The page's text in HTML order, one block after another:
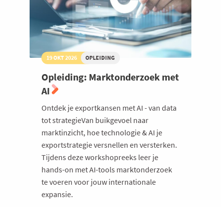
19 OKT 2026 OPLEIDING
Opleiding: Marktonderzoek met
AI
Ontdek je exportkansen met AI - van data
tot strategieVan buikgevoel naar
marktinzicht, hoe technologie & AI je
exportstrategie versnellen en versterken.
Tijdens deze workshopreeks leer je
hands-on met AI-tools marktonderzoek
te voeren voor jouw internationale
expansie.